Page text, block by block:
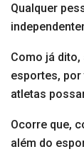
Qualquer
Como já
esportes,
atletas
Ocorre que,
além do